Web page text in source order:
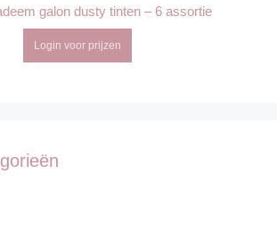
galon dusty tinten – 6 assortie
Login voor prijzen